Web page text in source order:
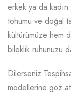
erkek ya da
tohumu ve doğal
kültürümüze hem
bileklik ruhunuzu
Dilerseniz
modellerine göz